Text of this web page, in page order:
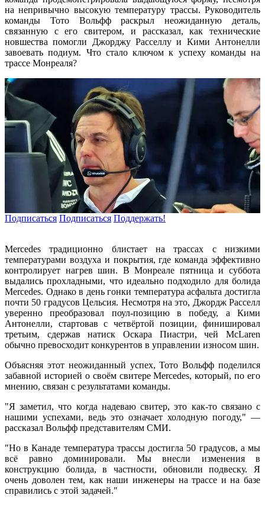
на непривычно высокую температуру трассы. Руководитель
команды Тото Вольфф раскрыл неожиданную деталь,
связанную с его свитером, и рассказал, как технические
новшества помогли Джорджу Расселлу и Кими Антонелли
завоевать подиум. Что стало ключом к успеху команды на
трассе Монреаля?
Подписаться Подписаться Поддержать!
Mercedes традиционно блистает на трассах с низкими
температурами воздуха и покрытия, где команда эффективно
контролирует нагрев шин. В Монреале пятница и суббота
выдались прохладными, что идеально подходило для болида
Mercedes. Однако в день гонки температура асфальта достигла
почти 50 градусов Цельсия. Несмотря на это, Джордж Расселл
уверенно преобразовал поул-позицию в победу, а Кими
Антонелли, стартовав с четвёртой позиции, финишировал
третьим, сдержав натиск Оскара Пиастри, чей McLaren
обычно превосходит конкурентов в управлении износом шин.
Объясняя этот неожиданный успех, Тото Вольфф поделился
забавной историей о своём свитере Mercedes, который, по его
мнению, связан с результатами команды.
"Я заметил, что когда надеваю свитер, это как-то связано с
нашими успехами, ведь это означает холодную погоду," —
рассказал Вольфф представителям СМИ.
"Но в Канаде температура трассы достигла 50 градусов, а мы
всё равно доминировали. Мы внесли изменения в
конструкцию болида, в частности, обновили подвеску. Я
очень доволен тем, как наши инженеры на трассе и на базе
справились с этой задачей."